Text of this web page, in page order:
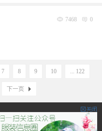
7468 0
7 8 9 10 ... 122
下一页